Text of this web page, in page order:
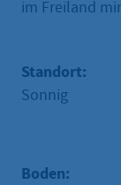
im Freiland
Standort:
Sonnig
Boden: